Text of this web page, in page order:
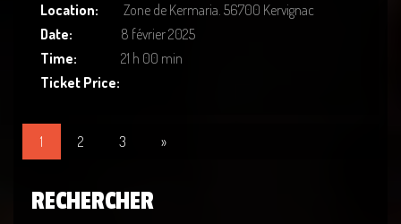
Location:
Zone de Kermaria. 56700 Kervignac
Date:
8 février 2025
Time:
21 h 00 min
Ticket Price:
1 2 3 »
RECHERCHER